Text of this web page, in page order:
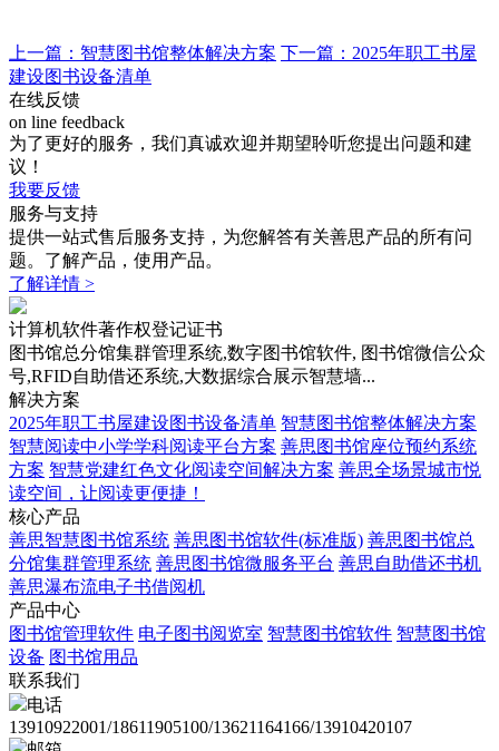
上一篇：智慧图书馆整体解决方案 下一篇：2025年职工书屋
建设图书设备清单
在线反馈
on line feedback
为了更好的服务，我们真诚欢迎并期望聆听您提出问题和建
议！
我要反馈
服务与支持
提供一站式售后服务支持，为您解答有关善思产品的所有问
题。了解产品，使用产品。
了解详情 >
计算机软件著作权登记证书
图书馆总分馆集群管理系统,数字图书馆软件, 图书馆微信公众
号,RFID自助借还系统,大数据综合展示智慧墙...
解决方案
2025年职工书屋建设图书设备清单 智慧图书馆整体解决方案
智慧阅读中小学学科阅读平台方案 善思图书馆座位预约系统
方案 智慧党建红色文化阅读空间解决方案 善思全场景城市悦
读空间，让阅读更便捷！
核心产品
善思智慧图书馆系统 善思图书馆软件(标准版) 善思图书馆总
分馆集群管理系统 善思图书馆微服务平台 善思自助借还书机
善思瀑布流电子书借阅机
产品中心
图书馆管理软件 电子图书阅览室 智慧图书馆软件 智慧图书馆
设备 图书馆用品
联系我们
电话
13910922001/18611905100/13621164166/13910420107